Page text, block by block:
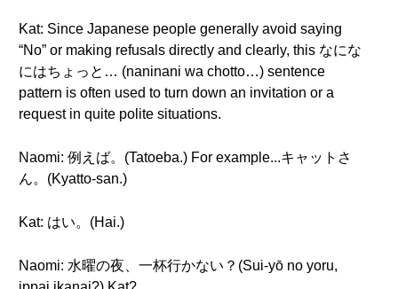
Kat: Since Japanese people generally avoid saying
“No” or making refusals directly and clearly, this なにな
にはちょっと… (naninani wa chotto…) sentence
pattern is often used to turn down an invitation or a
request in quite polite situations.
Naomi: 例えば。(Tatoeba.) For example...キャットさ
ん。(Kyatto-san.)
Kat: はい。(Hai.)
Naomi: 水曜の夜、一杯行かない？(Sui-yō no yoru,